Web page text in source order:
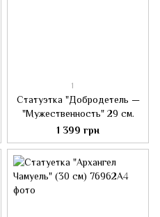
1
Статуэтка "Добродетель —
"Мужественность" 29 см.
1 399 грн